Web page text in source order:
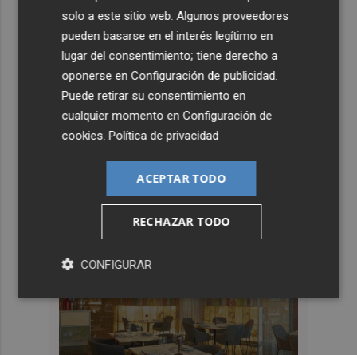
solo a este sitio web. Algunos proveedores
pueden basarse en el interés legítimo en
lugar del consentimiento; tiene derecho a
oponerse enConfiguración de publicidad
Puede retirar su consentimiento en
cualquier momento enConfiguración de
cookies .Política de privacidad
ACEPTAR TODO
RECHAZAR TODO
CONFIGURAR